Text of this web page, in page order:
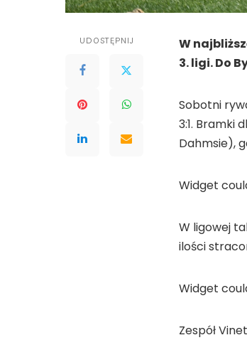
UDOSTĘPNIJ
W
3. ligi. Do
Sobotni
3:1. Bramki
Dahmsie),
Widget
W ligowej
ilości
Widget
Zespół